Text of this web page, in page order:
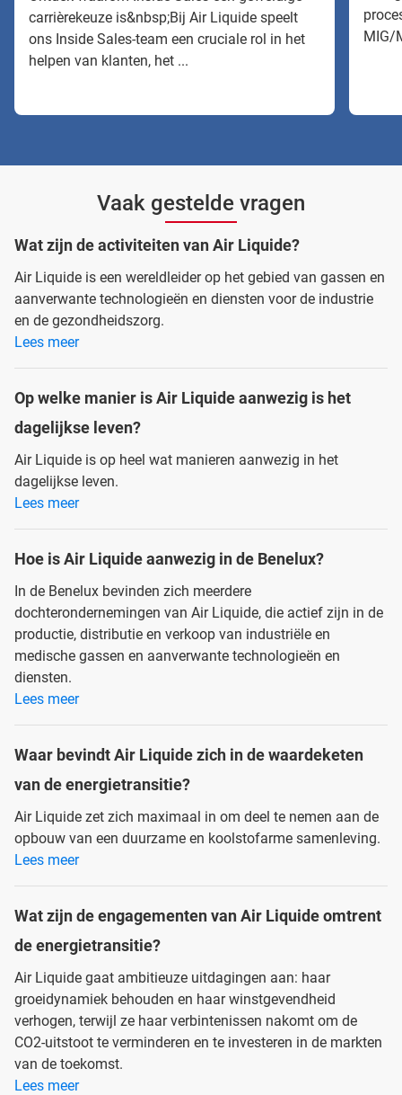
carrièrekeuze is&nbsp;Bij Air Liquide speelt
ons Inside Sales-team een cruciale rol in het
helpen van klanten, het ...
MIG/
Vaak gestelde vragen
Wat zijn de activiteiten van Air Liquide?
Air Liquide is een wereldleider op het gebied van gassen en
aanverwante technologieën en diensten voor de industrie
en de gezondheidszorg.
Lees meer
Op welke manier is Air Liquide aanwezig is het
dagelijkse leven?
Air Liquide is op heel wat manieren aanwezig in het
dagelijkse leven.
Lees meer
Hoe is Air Liquide aanwezig in de Benelux?
In de Benelux bevinden zich meerdere
dochterondernemingen van Air Liquide, die actief zijn in de
productie, distributie en verkoop van industriële en
medische gassen en aanverwante technologieën en
diensten.
Lees meer
Waar bevindt Air Liquide zich in de waardeketen
van de energietransitie?
Air Liquide zet zich maximaal in om deel te nemen aan de
opbouw van een duurzame en koolstofarme samenleving.
Lees meer
Wat zijn de engagementen van Air Liquide omtrent
de energietransitie?
Air Liquide gaat ambitieuze uitdagingen aan: haar
groeidynamiek behouden en haar winstgevendheid
verhogen, terwijl ze haar verbintenissen nakomt om de
CO2-uitstoot te verminderen en te investeren in de markten
van de toekomst.
Lees meer